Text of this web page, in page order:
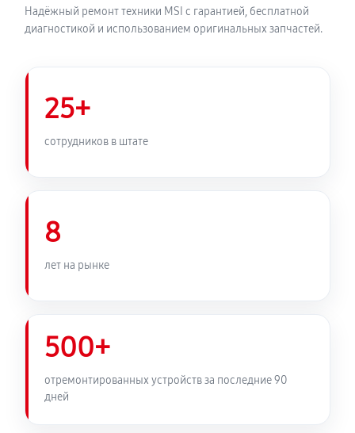
Надёжный ремонт техники MSI с гарантией, бесплатной
диагностикой и использованием оригинальных запчастей.
25+
сотрудников в штате
8
лет на рынке
500+
отремонтированных устройств за последние 90
дней